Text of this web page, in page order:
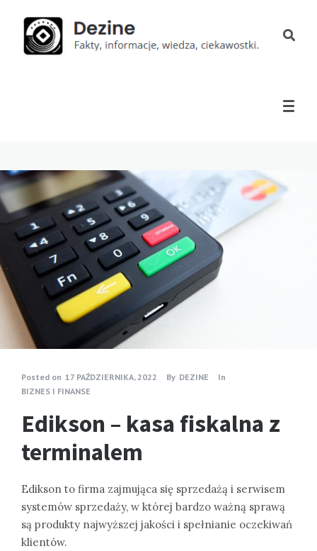
Posted on 17 PAŹDZIERNIKA, 2022 By DEZINE
In
BIZNES I FINANSE
Edikson – kasa fiskalna z
terminalem
Edikson to firma zajmująca się sprzedażą i serwisem
systemów sprzedaży, w której bardzo ważną sprawą
są produkty najwyższej jakości i spełnianie oczekiwań
klientów.